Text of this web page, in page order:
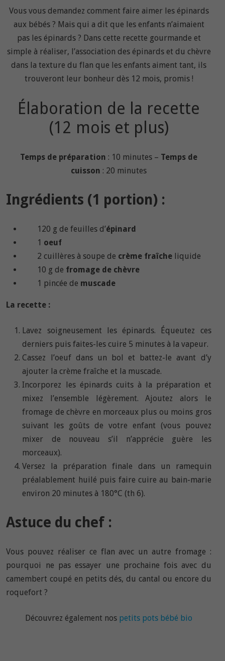
Vous vous demandez comment faire aimer les épinards
aux bébés ? Mais qui a dit que les enfants n’aimaient
pas les épinards ? Dans cette recette gourmande et
simple à réaliser, l’association des épinards et du chèvre
dans la texture du flan que les enfants aiment tant, ils
trouveront leur bonheur dès 12 mois, promis !
Élaboration de la recette
(12 mois et plus)
Temps de préparation : 10 minutes – Temps de
cuisson : 20 minutes
Ingrédients (1 portion) :
120 g de feuilles d’épinard
1 oeuf
2 cuillères à soupe de crème fraîche liquide
10 g de fromage de chèvre
1 pincée de muscade
La recette :
Lavez soigneusement les épinards. Équeutez ces
derniers puis faites-les cuire 5 minutes à la vapeur.
Cassez l’oeuf dans un bol et battez-le avant d’y
ajouter la crème fraîche et la muscade.
Incorporez les épinards cuits à la préparation et
mixez l’ensemble légèrement. Ajoutez alors le
fromage de chèvre en morceaux plus ou moins gros
suivant les goûts de votre enfant (vous pouvez
mixer de nouveau s’il n’apprécie guère les
morceaux).
Versez la préparation finale dans un ramequin
préalablement huilé puis faire cuire au bain-marie
environ 20 minutes à 180°C (th 6).
Astuce du chef :
Vous pouvez réaliser ce flan avec un autre fromage :
pourquoi ne pas essayer une prochaine fois avec du
camembert coupé en petits dés, du cantal ou encore du
roquefort ?
Découvrez également nos petits pots bébé bio